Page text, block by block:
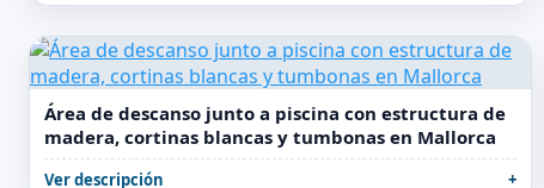
Área de descanso junto a piscina con estructura de
madera, cortinas blancas y tumbonas en Mallorca
Ver descripción